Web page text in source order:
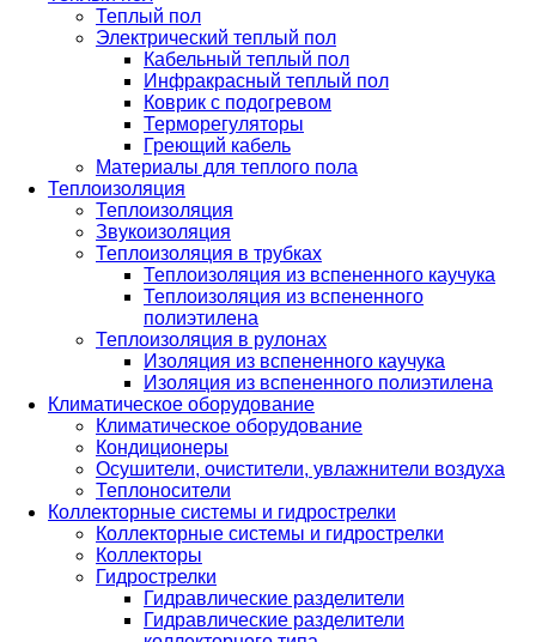
Теплый пол
Электрический теплый пол
Кабельный теплый пол
Инфракрасный теплый пол
Коврик с подогревом
Терморегуляторы
Греющий кабель
Материалы для теплого пола
Теплоизоляция
Теплоизоляция
Звукоизоляция
Теплоизоляция в трубках
Теплоизоляция из вспененного каучука
Теплоизоляция из вспененного
полиэтилена
Теплоизоляция в рулонах
Изоляция из вспененного каучука
Изоляция из вспененного полиэтилена
Климатическое оборудование
Климатическое оборудование
Кондиционеры
Осушители, очистители, увлажнители воздуха
Теплоносители
Коллекторные системы и гидрострелки
Коллекторные системы и гидрострелки
Коллекторы
Гидрострелки
Гидравлические разделители
Гидравлические разделители